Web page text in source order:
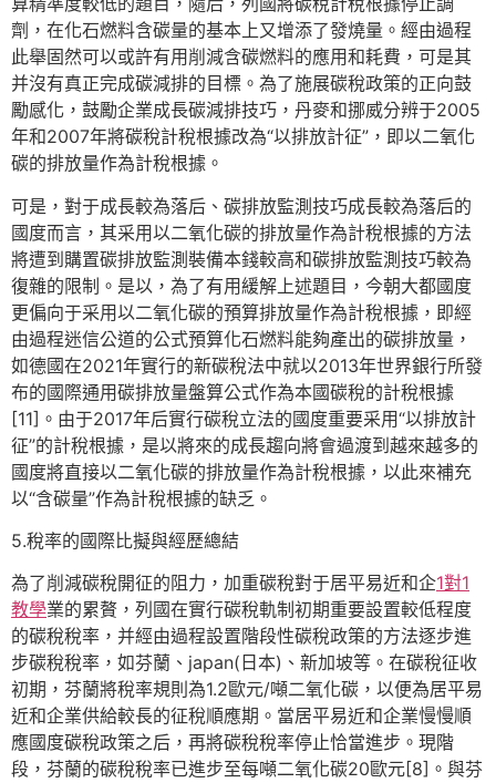
劑，在化石燃料含碳量的基本上又增添了發燒量。經由過程
此舉固然可以或許有用削減含碳燃料的應用和耗費，可是其
并沒有真正完成碳減排的目標。為了施展碳稅政策的正向鼓
勵感化，鼓勵企業成長碳減排技巧，丹麥和挪威分辨于2005
年和2007年將碳稅計稅根據改為“以排放計征”，即以二氧化
碳的排放量作為計稅根據。
可是，對于成長較為落后、碳排放監測技巧成長較為落后的
國度而言，其采用以二氧化碳的排放量作為計稅根據的方法
將遭到購置碳排放監測裝備本錢較高和碳排放監測技巧較為
復雜的限制。是以，為了有用緩解上述題目，今朝大都國度
更偏向于采用以二氧化碳的預算排放量作為計稅根據，即經
由過程迷信公道的公式預算化石燃料能夠產出的碳排放量，
如德國在2021年實行的新碳稅法中就以2013年世界銀行所發
布的國際通用碳排放量盤算公式作為本國碳稅的計稅根據
[11]。由于2017年后實行碳稅立法的國度重要采用“以排放計
征”的計稅根據，是以將來的成長趨向將會過渡到越來越多的
國度將直接以二氧化碳的排放量作為計稅根據，以此來補充
以“含碳量”作為計稅根據的缺乏。
5.稅率的國際比擬與經歷總結
為了削減碳稅開征的阻力，加重碳稅對于居平易近和企1對1
教學業的累贅，列國在實行碳稅軌制初期重要設置較低程度
的碳稅稅率，并經由過程設置階段性碳稅政策的方法逐步進
步碳稅稅率，如芬蘭、japan(日本)、新加坡等。在碳稅征收
初期，芬蘭將稅率規則為1.2歐元/噸二氧化碳，以便為居平易
近和企業供給較長的征稅順應期。當居平易近和企業慢慢順
應國度碳稅政策之后，再將碳稅稅率停止恰當進步。現階
段，芬蘭的碳稅稅率已進步至每噸二氧化碳20歐元[8]。與芬